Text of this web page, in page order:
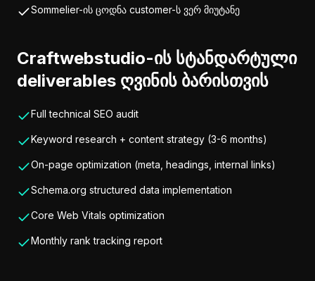
Sommelier-ის ცოდნა customer-ს ვერ მიუტანე
Craftwebstudio-ის სტანდარტული
deliverables ღვინის ბარისთვის
Full technical SEO audit
Keyword research + content strategy (3-6 months)
On-page optimization (meta, headings, internal links)
Schema.org structured data implementation
Core Web Vitals optimization
Monthly rank tracking report